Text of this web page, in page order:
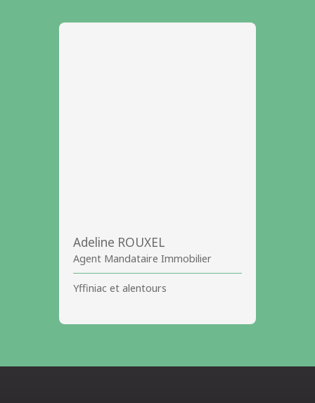
Adeline ROUXEL
Agent Mandataire Immobilier
Yffiniac et alentours